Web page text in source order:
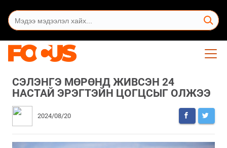
СЭЛЭНГЭ МӨРӨНД ЖИВСЭН 24
НАСТАЙ ЭРЭГТЭЙН ЦОГЦСЫГ ОЛЖЭЭ
2024/08/20